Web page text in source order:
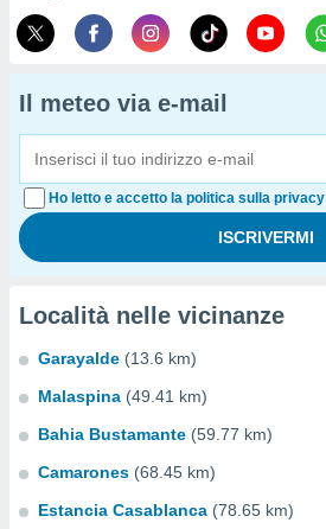
Il meteo via e-mail
Ho letto e accetto la politica sulla privacy
Località nelle vicinanze
Garayalde (13.6 km)
Malaspina (49.41 km)
Bahia Bustamante (59.77 km)
Camarones (68.45 km)
Estancia Casablanca (78.65 km)